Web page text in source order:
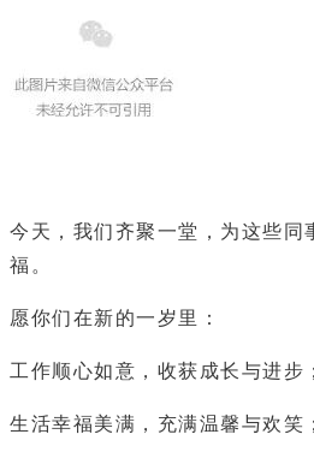
今天，我们齐聚一堂，为这些同
福。
愿你们在新的一岁里：
工作顺心如意，收获成长与进步；
生活幸福美满，充满温馨与欢笑；